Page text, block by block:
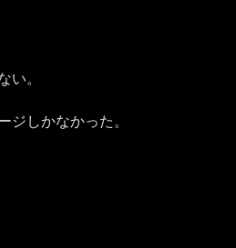
。
しかなかった。